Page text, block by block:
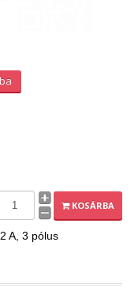
KOSÁRBA
A, 3 pólus